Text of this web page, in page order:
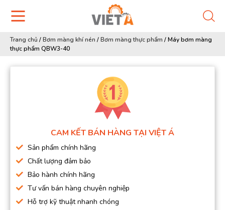
Trang chủ /Bơm màng khí nén /Bơm màng thực phẩm /Máy bơm màng
thực phẩm QBW3-40
CAM KẾT BÁN HÀNG TẠI VIỆT Á
Sản phẩm chính hãng
Chất lượng đảm bảo
Bảo hành chính hãng
Tư vấn bán hàng chuyên nghiệp
Hỗ trợ kỹ thuật nhanh chóng